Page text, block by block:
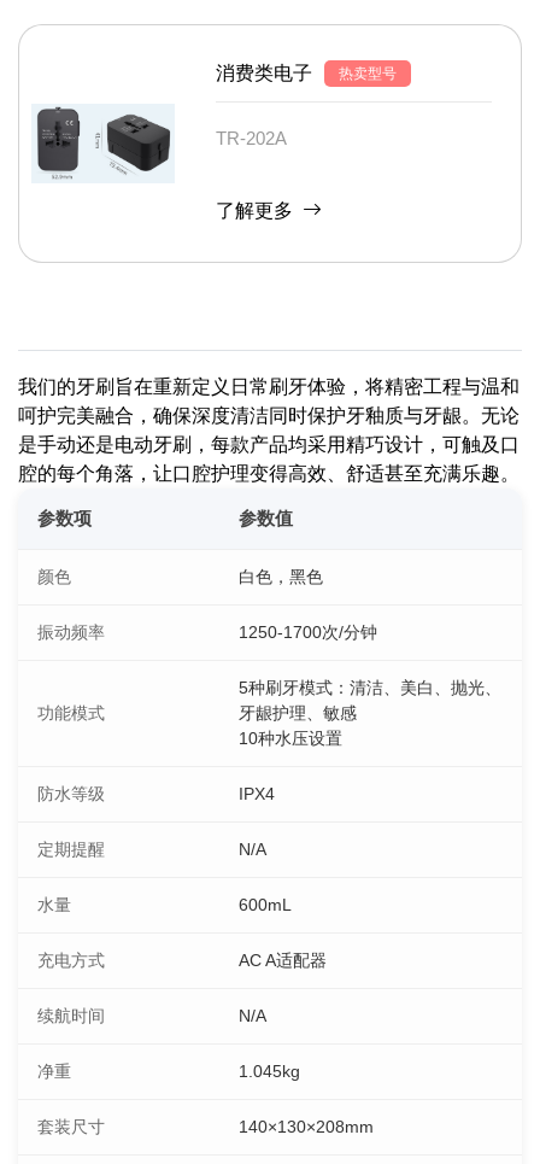
消费类电子 热卖型号
TR-202A
了解更多
我们的牙刷旨在重新定义日常刷牙体验，将精密工程与温和
呵护完美融合，确保深度清洁同时保护牙釉质与牙龈。无论
是手动还是电动牙刷，每款产品均采用精巧设计，可触及口
腔的每个角落，让口腔护理变得高效、舒适甚至充满乐趣。
参数项 参数值
颜色 白色，黑色
振动频率 1250-1700次/分钟
功能模式
5种刷牙模式：清洁、美白、抛光、
牙龈护理、敏感
10种水压设置
防水等级 IPX4
定期提醒 N/A
水量 600mL
充电方式 AC A适配器
续航时间 N/A
净重 1.045kg
套装尺寸 140×130×208mm